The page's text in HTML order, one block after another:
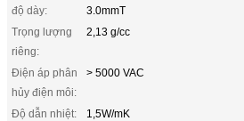
độ dày:
3.0mmT
Trọng lượng
riêng:
2,13 g/cc
Điện áp phân
hủy điện môi:
> 5000 VAC
Độ dẫn nhiệt:
1,5W/mK